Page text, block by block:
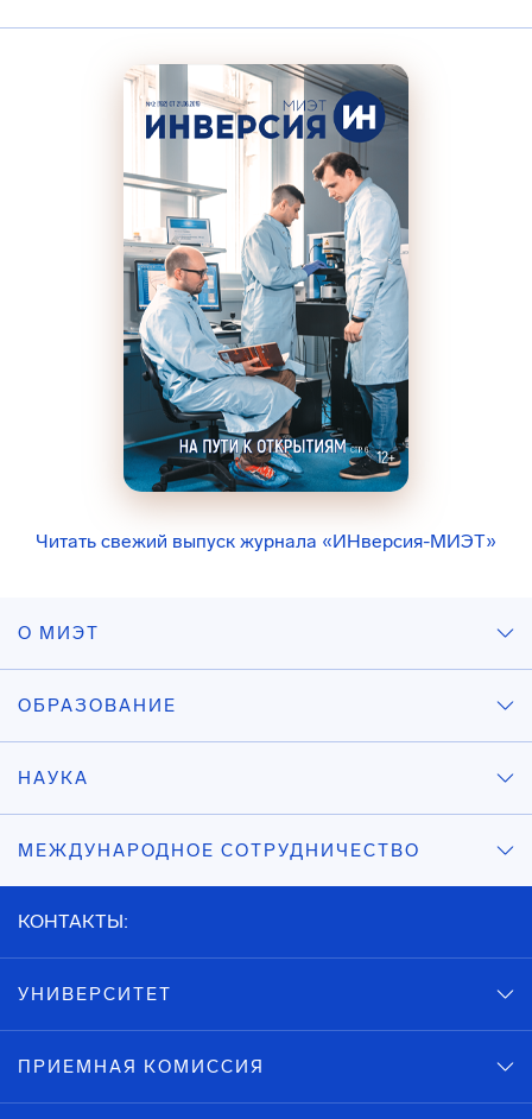
Читать свежий выпуск журнала «ИНверсия-МИЭТ»
О МИЭТ
ОБРАЗОВАНИЕ
НАУКА
МЕЖДУНАРОДНОЕ СОТРУДНИЧЕСТВО
КОНТАКТЫ:
УНИВЕРСИТЕТ
ПРИЕМНАЯ КОМИССИЯ